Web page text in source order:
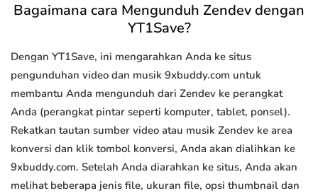
Bagaimana cara Mengunduh Zendev dengan
YT1Save?
Dengan YT1Save, ini mengarahkan Anda ke situs
pengunduhan video dan musik 9xbuddy.com untuk
membantu Anda mengunduh dari Zendev ke perangkat
Anda (perangkat pintar seperti komputer, tablet, ponsel).
Rekatkan tautan sumber video atau musik Zendev ke area
konversi dan klik tombol konversi, Anda akan dialihkan ke
9xbuddy.com. Setelah Anda diarahkan ke situs, Anda akan
melihat beberapa jenis file, ukuran file, opsi thumbnail dan